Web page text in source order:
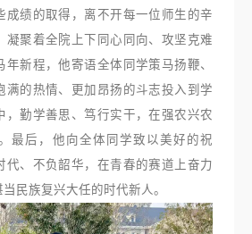
成绩的取得，离不开每一位师生的辛
凝聚着全院上下同心同向、攻坚克难
年新程，他寄语全体同学策马扬鞭、
满的热情、更加昂扬的斗志投入到学
，勤学善思、笃行实干，在强农兴农
最后，他向全体同学致以美好的祝
代、不负韶华，在青春的赛道上奋力
民族复兴大任的时代新人。